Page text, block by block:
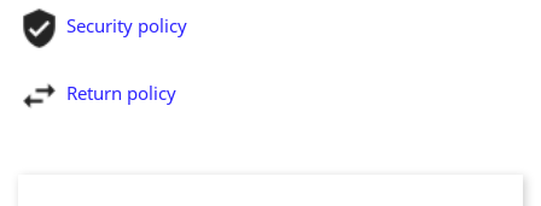
Security policy
Return policy